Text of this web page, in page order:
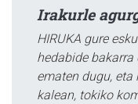
Irakurle
HIRUKA gure
hedabide bakarra
ematen dugu,
kalean, tokiko